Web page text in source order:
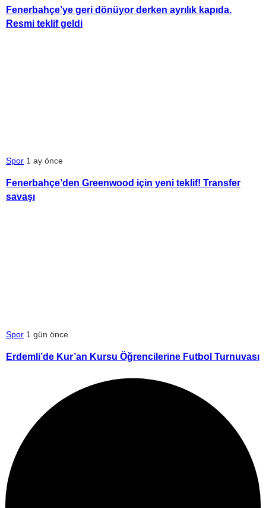
Fenerbahçe’ye geri dönüyor derken ayrılık kapıda.
Resmi teklif geldi
Spor 1 ay önce
Fenerbahçe’den Greenwood için yeni teklif! Transfer
savaşı
Spor 1 gün önce
Erdemli’de Kur’an Kursu Öğrencilerine Futbol Turnuvası